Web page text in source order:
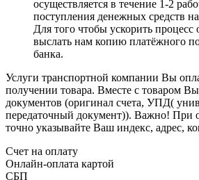
осуществляется в течение 1-2
поступления денежных средств
Для того чтобы ускорить
выслать нам копию платёжного
банка.
Услуги транспортной компании Вы
получении товара. Вместе с товаром
документов (оригинал счета, УПД(
передаточный документ)). Важно! При
точно указывайте Ваш индекс, адрес,
Счет на оплату
Онлайн-оплата картой
СБП